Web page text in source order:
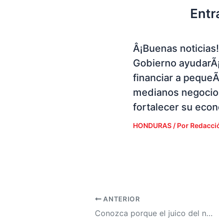
Â¡Buenas noticias!
Gobierno
financiar a
medianos
fortalecer su
HONDURAS / Por
ANTERIOR
Conozca porque el juico del narcotraficante Geovanny Fuentes es de interÃ©s para muchos grupos en Honduras